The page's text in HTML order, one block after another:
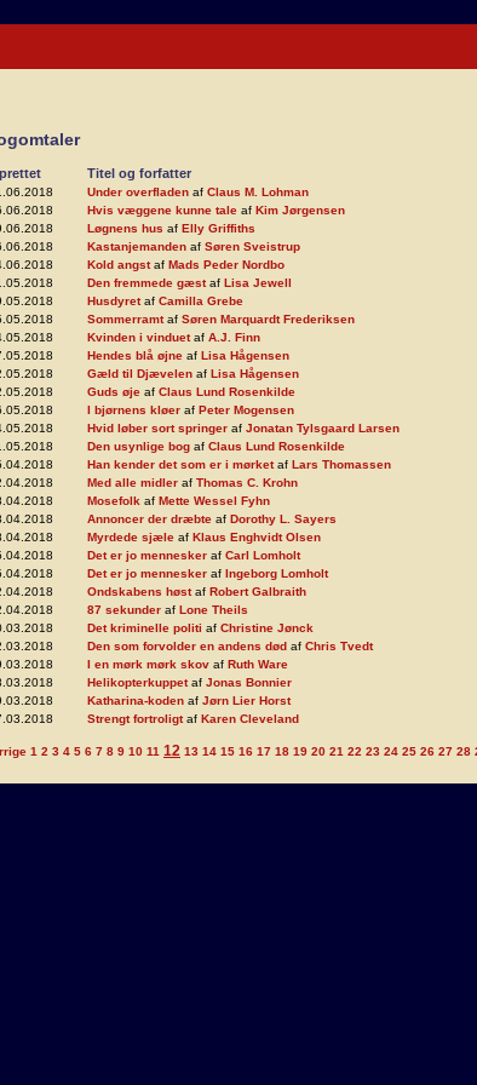
Titel og forfatter
Under overfladen af Claus M. Lohman
Hvis væggene kunne tale af Kim Jørgensen
Løgnens hus af Elly Griffiths
Kastanjemanden af Søren Sveistrup
Kold angstaf Mads Peder Nordbo
Den fremmede gæstaf Lisa Jewell
Husdyretaf Camilla Grebe
Sommerramtaf Søren Marquardt Frederiksen
Kvinden i vinduetaf A.J. Finn
Hendes blå øjne af Lisa Hågensen
Gæld til Djævelen af Lisa Hågensen
Guds øje af Claus Lund Rosenkilde
I bjørnens kløer af Peter Mogensen
Hvid løber sort springer af Jonatan Tylsgaard Larsen
Den usynlige bog af Claus Lund Rosenkilde
Han kender det som er i mørketaf Lars Thomassen
Med alle midler af Thomas C. Krohn
Mosefolk af Mette Wessel Fyhn
Annoncer der dræbte af Dorothy L. Sayers
Myrdede sjæle af Klaus Enghvidt Olsen
Det er jo mennesker af Carl Lomholt
Det er jo mennesker af Ingeborg Lomholt
Ondskabens høstaf Robert Galbraith
87 sekunder af Lone Theils
Det kriminelle politi af Christine Jønck
Den som forvolder en andens død af Chris Tvedt
I en mørk mørk skov af Ruth Ware
Helikopterkuppetaf Jonas Bonnier
Katharina-koden af Jørn Lier Horst
Strengt fortroligtaf Karen Cleveland
1 2 3 4 5 6 7 8 9 10 11 12 13 14 15 16 17 18 19 20 21 22 23 24 25 26 27 28